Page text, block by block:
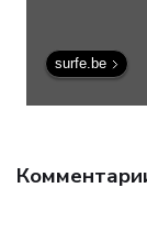
surfe.be